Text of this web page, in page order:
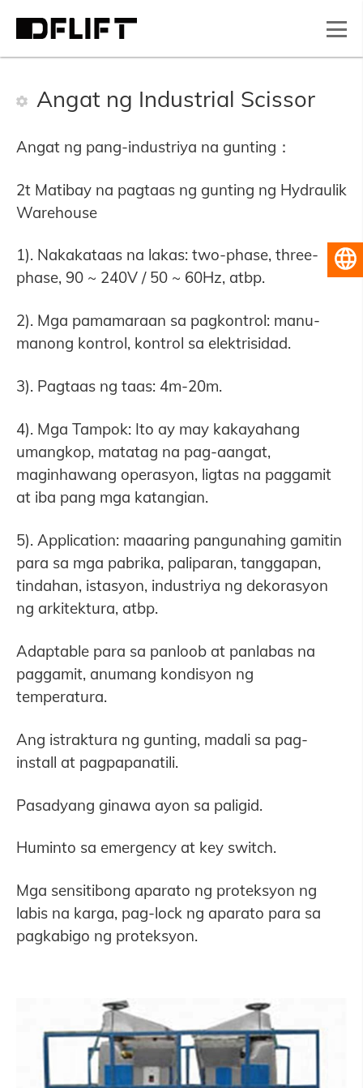
Angat ng Industrial Scissor
Angat ng pang-industriya na gunting ：
2t Matibay na pagtaas ng gunting ng Hydraulik
Warehouse
1). Nakakataas na lakas: two-phase, three-
phase, 90 ~ 240V / 50 ~ 60Hz, atbp.
2). Mga pamamaraan sa pagkontrol: manu-
manong kontrol, kontrol sa elektrisidad.
3). Pagtaas ng taas: 4m-20m.
4). Mga Tampok: Ito ay may kakayahang
umangkop, matatag na pag-aangat,
maginhawang operasyon, ligtas na paggamit
at iba pang mga katangian.
5). Application: maaaring pangunahing gamitin
para sa mga pabrika, paliparan, tanggapan,
tindahan, istasyon, industriya ng dekorasyon
ng arkitektura, atbp.
Adaptable para sa panloob at panlabas na
paggamit, anumang kondisyon ng
temperatura.
Ang istraktura ng gunting, madali sa pag-
install at pagpapanatili.
Pasadyang ginawa ayon sa paligid.
Huminto sa emergency at key switch.
Mga sensitibong aparato ng proteksyon ng
labis na karga, pag-lock ng aparato para sa
pagkabigo ng proteksyon.
Pilipino